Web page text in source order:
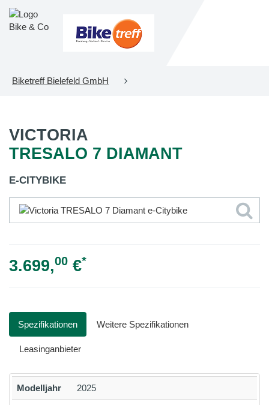
Biketreff Bielefeld GmbH
VICTORIA
TRESALO 7 DIAMANT
E-CITYBIKE
3.699,00 €*
Spezifikationen Weitere Spezifikationen
Leasinganbieter
Modelljahr 2025